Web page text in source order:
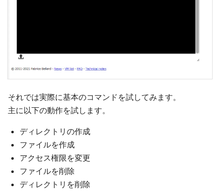
それでは実際に基本のコマンドを試してみます。
主に以下の動作を試します。
ディレクトリの作成
ファイルを作成
アクセス権限を変更
ファイルを削除
ディレクトリを削除